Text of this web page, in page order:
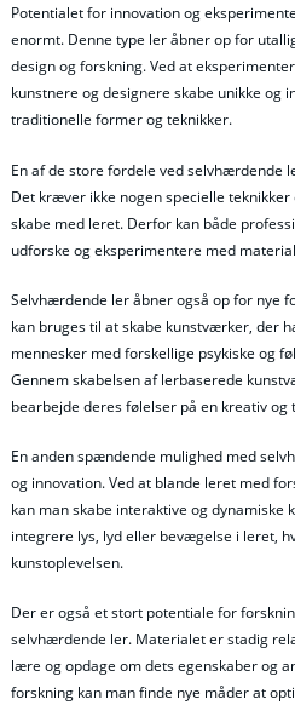
Potentialet for innovation og
enormt. Denne type ler åbner op for
design og forskning. Ved at
kunstnere og designere skabe unikke og
traditionelle former og teknikker.
En af de store fordele ved selvhærdende
Det kræver ikke nogen specielle
skabe med leret. Derfor kan både
udforske og eksperimentere med
Selvhærdende ler åbner også op for nye
kan bruges til at skabe kunstværker, der
mennesker med forskellige psykiske og
Gennem skabelsen af lerbaserede
bearbejde deres følelser på en kreativ og
En anden spændende mulighed med
og innovation. Ved at blande leret med
kan man skabe interaktive og dynamiske
integrere lys, lyd eller bevægelse i leret,
kunstoplevelsen.
Der er også et stort potentiale for
selvhærdende ler. Materialet er stadig
lære og opdage om dets egenskaber og
forskning kan man finde nye måder at